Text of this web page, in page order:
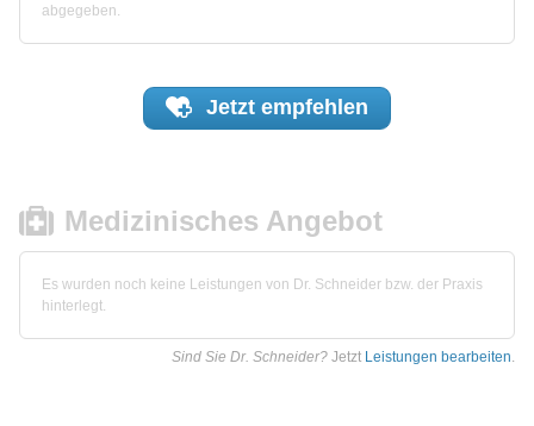
abgegeben.
Jetzt empfehlen
Medizinisches Angebot
Es wurden noch keine Leistungen von Dr. Schneider bzw. der Praxis
hinterlegt.
Sind Sie Dr. Schneider? Jetzt Leistungen bearbeiten.